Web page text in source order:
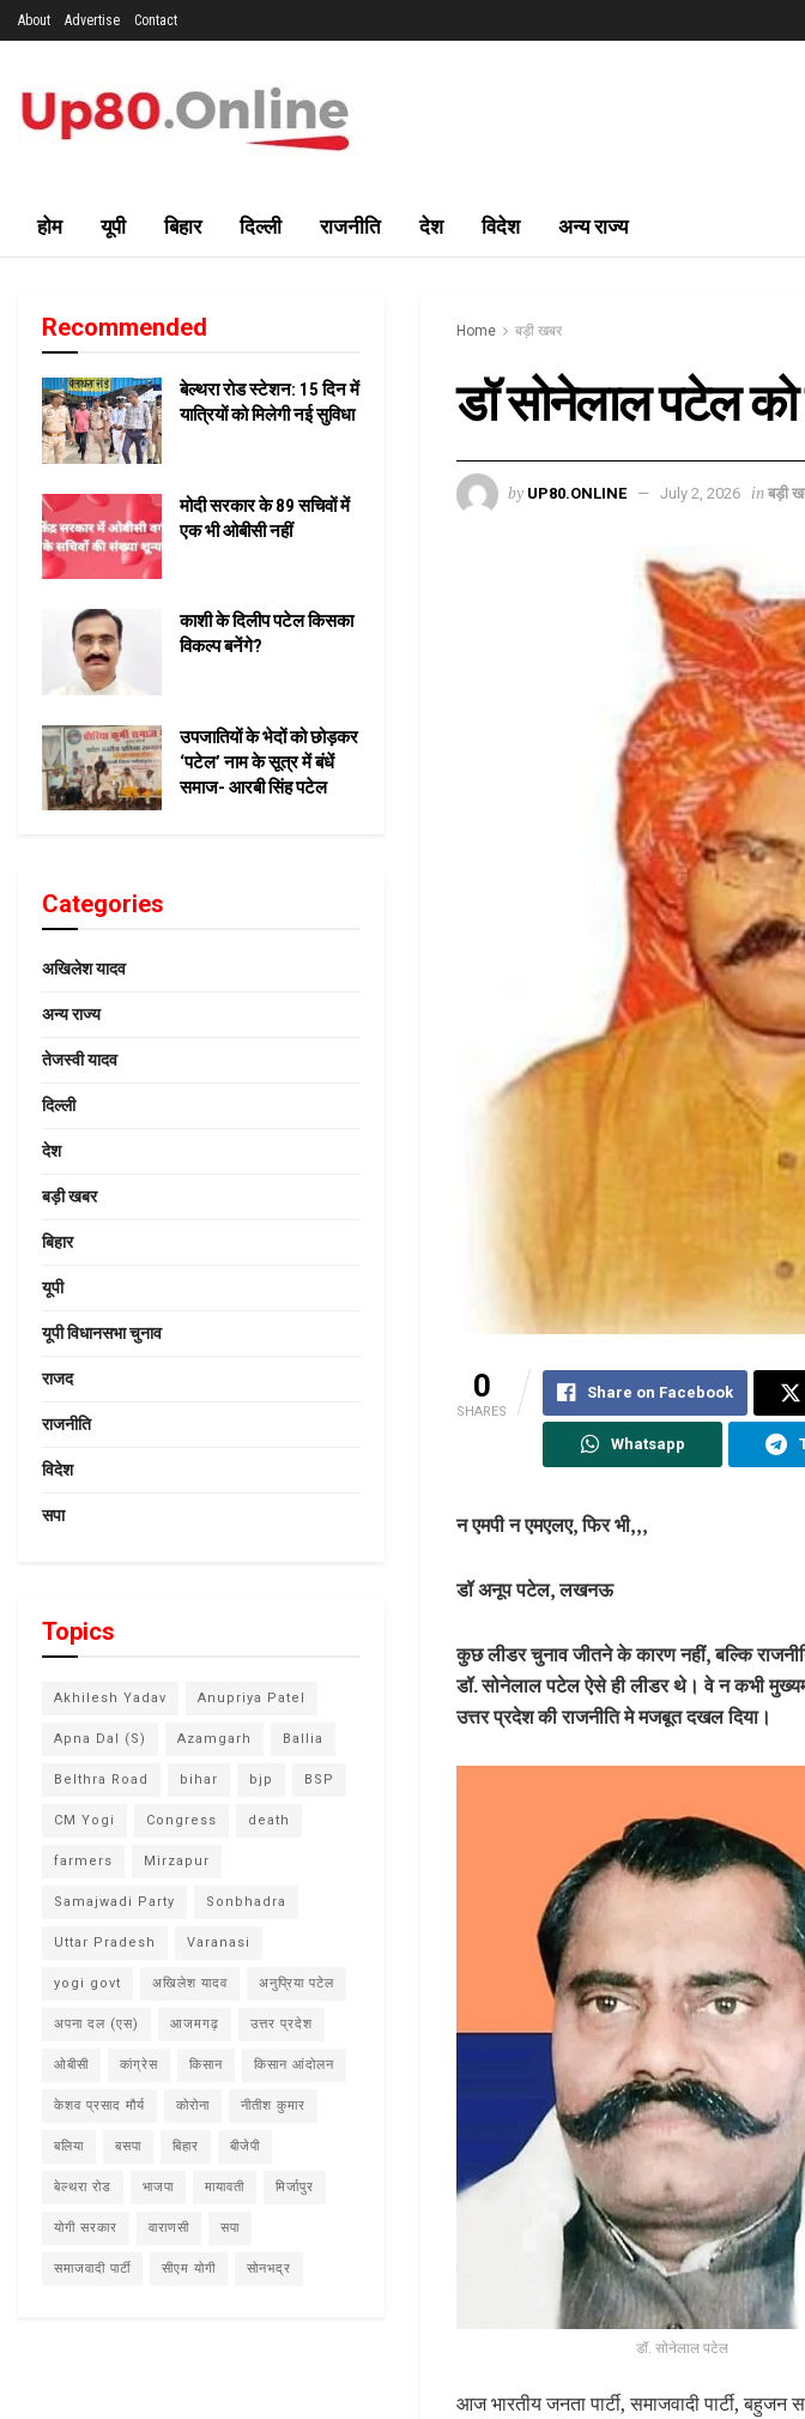
About Advertise Contact
होम यूपी बिहार दिल्ली राजनीति देश विदेश अन्य राज्य
Home बड़ी खबर
डॉ सोनेलाल पटेल को
by UP80.ONLINE July 2, 2026 in बड़ी
0
SHARES
Share on Facebook
Whatsapp
न एमपी न एमएलए, फिर भी,,,
डॉ अनूप पटेल, लखनऊ
कुछ लीडर चुनाव जीतने के कारण नहीं, बल्कि
डॉ. सोनेलाल पटेल ऐसे ही लीडर थे। वे न कभी
उत्तर प्रदेश की राजनीति मे मजबूत दखल दिया।
डॉ. सोनेलाल पटेल
आज भारतीय जनता पार्टी, समाजवादी पार्टी,
Recommended
बेल्थरा रोड स्टेशन: 15 दिन में
यात्रियों को मिलेगी नई सुविधा
मोदी सरकार के 89 सचिवों में
एक भी ओबीसी नहीं
काशी के दिलीप पटेल किसका
विकल्प बनेंगे?
उपजातियों के भेदों को छोड़कर
‘पटेल’ नाम के सूत्र में बंधें
समाज- आरबी सिंह पटेल
Categories
अखिलेश यादव
अन्य राज्य
तेजस्वी यादव
दिल्ली
देश
बड़ी खबर
बिहार
यूपी
यूपी विधानसभा चुनाव
राजद
राजनीति
विदेश
सपा
Topics
Akhilesh Yadav Anupriya Patel
Apna Dal (S) Azamgarh Ballia
Belthra Road bihar bjp BSP
CM Yogi Congress death
farmers Mirzapur
Samajwadi Party Sonbhadra
Uttar Pradesh Varanasi
yogi govt अखिलेश यादव अनुप्रिया पटेल
अपना दल (एस) आजमगढ़ उत्तर प्रदेश
ओबीसी कांग्रेस किसान किसान आंदोलन
केशव प्रसाद मौर्य कोरोना नीतीश कुमार
बलिया बसपा बिहार बीजेपी
बेल्थरा रोड भाजपा मायावती मिर्जापुर
योगी सरकार वाराणसी सपा
समाजवादी पार्टी सीएम योगी सोनभद्र